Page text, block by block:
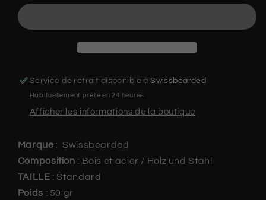
Service de retrait disponible àSwissbearded
Habituellement prête en 24 heures
Afficher les informations de la boutique
Marque : Swissbearded
Composition : Bois et acier / Holz und Stahl
TAILLE : Standard
Poids : 50 gr